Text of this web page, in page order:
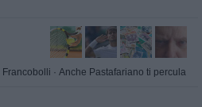
Francobolli · Anche Pastafariano ti percula